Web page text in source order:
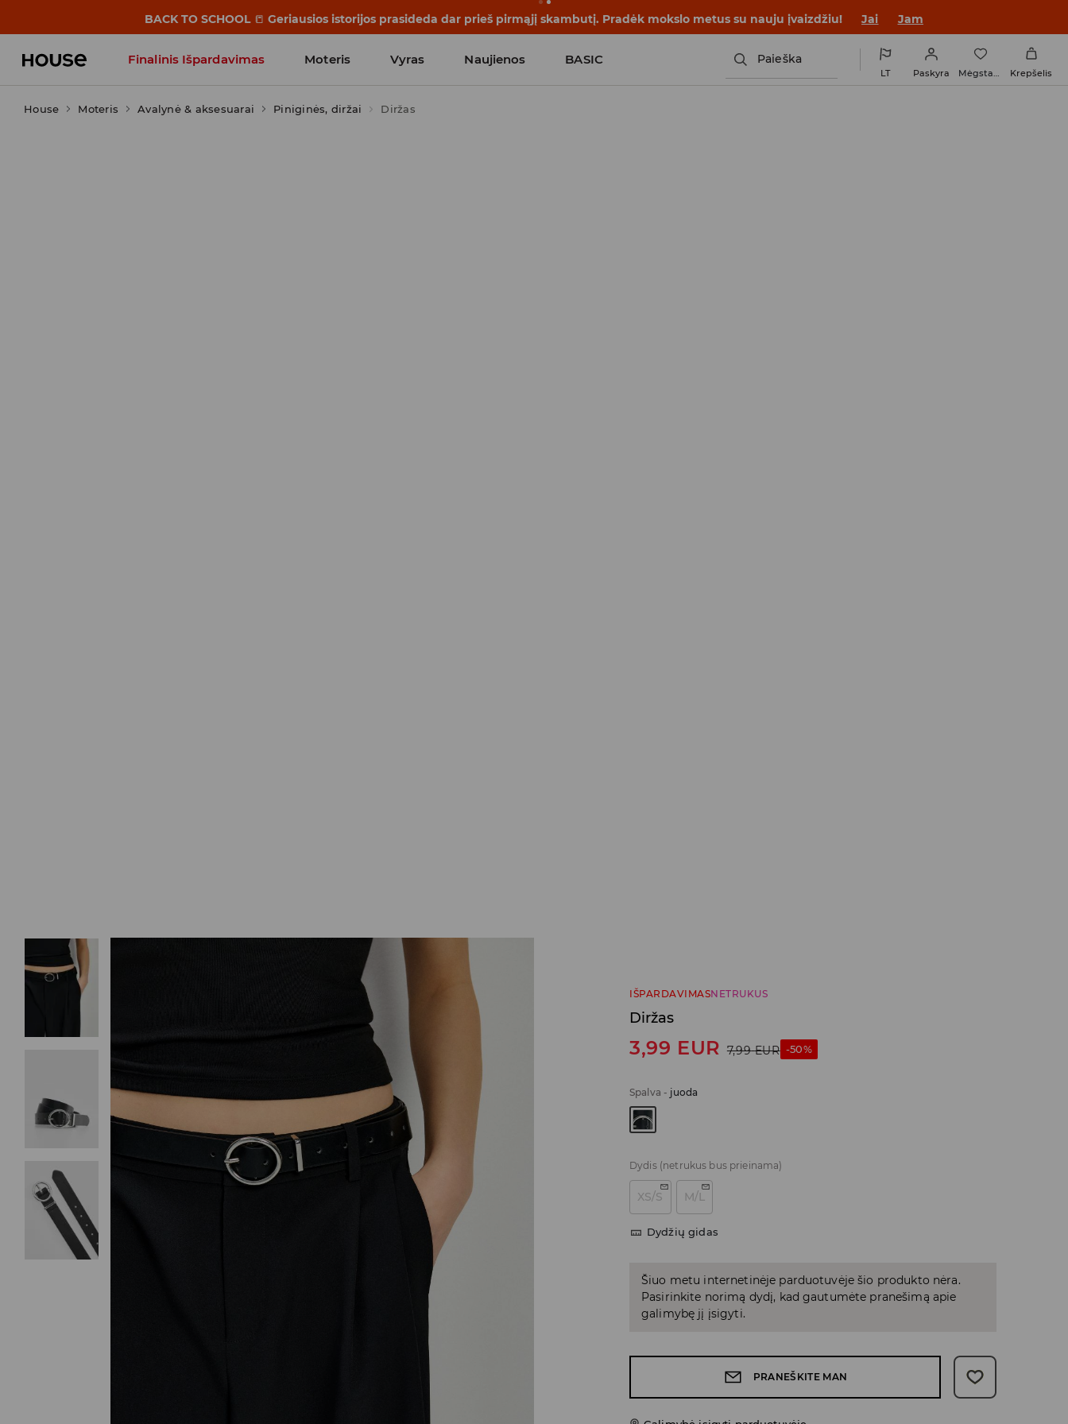
BACK TO SCHOOL 📒 Geriausios istorijos prasideda dar prieš pirmąjį skambutį. Pradėk mokslo metus su nauju įvaizdžiu! Jai Jam
Finalinis Išpardavimas Moteris Vyras Naujienos BASIC
Influencers' Faves
Paieška
LT Paskyra Mėgstamiausi Krepšelis
House Moteris Avalynė & aksesuarai Piniginės, diržai Diržas
IŠPARDAVIMASNETRUKUS
Diržas
3,99 EUR 7,99 EUR -50%
Spalva - juoda
Dydis (netrukus bus prieinama)
XS/S M/L
Dydžių gidas
Šiuo metu internetinėje parduotuvėje šio produkto nėra.
Pasirinkite norimą dydį, kad gautumėte pranešimą apie
galimybę jį įsigyti.
PRANEŠKITE MAN